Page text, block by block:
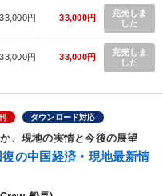
33,000円 33,000円
完売しま
した
33,000円 33,000円
完売しま
した
ダウンロード対応
、現地の実情と今後の展望
の中国経済・現地最新情